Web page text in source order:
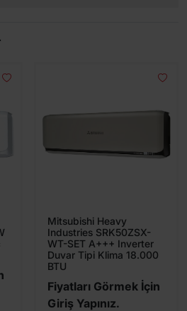
Mitsubishi Heavy
Industries SRK50ZSX-
WT-SET A+++ Inverter
Duvar Tipi Klima 18.000
BTU
Fiyatları Görmek İçin
Giriş Yapınız.